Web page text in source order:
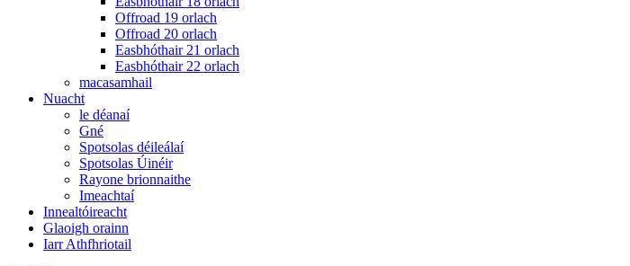
Offroad 19 orlach
Offroad 20 orlach
Easbhóthair 21 orlach
Easbhóthair 22 orlach
macasamhail
Nuacht
le déanaí
Gné
Spotsolas déileálaí
Spotsolas Úinéir
Rayone brionnaithe
Imeachtaí
Innealtóireacht
Glaoigh orainn
Iarr Athfhriotail